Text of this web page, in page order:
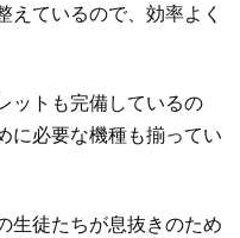
えているので、効率よく
ットも完備しているの
に必要な機種も揃ってい
生徒たちが息抜きのため